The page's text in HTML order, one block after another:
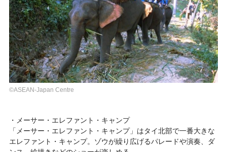
©ASEAN-Japan Centre
・メーサー・エレファント・キャンプ
「メーサー・エレファント・キャンプ」はタイ北部で一番大きな
エレファント・キャンプ。ゾウが繰り広げるパレードや演奏、ダ